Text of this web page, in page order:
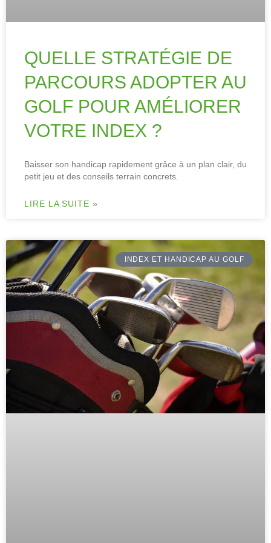
QUELLE STRATÉGIE DE
PARCOURS ADOPTER AU
GOLF POUR AMÉLIORER
VOTRE INDEX ?
Baisser son handicap rapidement grâce à un plan clair, du
petit jeu et des conseils terrain concrets.
LIRE LA SUITE »
INDEX ET HANDICAP AU GOLF